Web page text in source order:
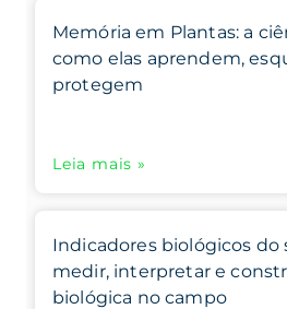
Memória em Plantas: a
como elas aprendem,
protegem
Leia mais »
Indicadores biológicos do
medir, interpretar e
biológica no campo